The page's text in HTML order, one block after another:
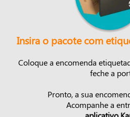
Insira o pacote com
Coloque a encomenda
feche a
Pronto, a sua
Acompanhe a